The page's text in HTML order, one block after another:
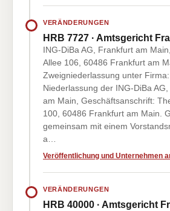
VERÄNDERUNGEN
HRB 7727 · Amtsgericht
ING-DiBa AG, Frankfurt am
Allee 106, 60486 Frankfurt am
Zweigniederlassung unter
Niederlassung der ING-DiBa
am Main, Geschäftsanschrift:
100, 60486 Frankfurt am Main.
gemeinsam mit einem
a…
Veröffentlichung und Unternehmen
VERÄNDERUNGEN
HRB 40000 · Amtsgericht